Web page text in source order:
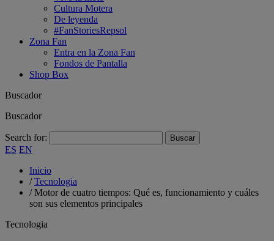
Cultura Motera
De leyenda
#FanStoriesRepsol
Zona Fan
Entra en la Zona Fan
Fondos de Pantalla
Shop Box
Buscador
Buscador
Search for:
ES EN
Inicio
/Tecnologia
/Motor de cuatro tiempos: Qué es, funcionamiento y cuáles
son sus elementos principales
Tecnologia